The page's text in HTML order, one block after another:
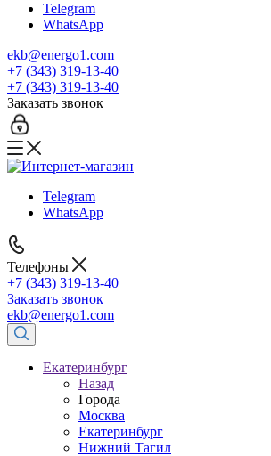
Telegram
WhatsApp
ekb@energo1.com
+7 (343) 319-13-40
+7 (343) 319-13-40
Заказать звонок
Telegram
WhatsApp
Телефоны
+7 (343) 319-13-40
Заказать звонок
ekb@energo1.com
Екатеринбург
Назад
Города
Москва
Екатеринбург
Нижний Тагил